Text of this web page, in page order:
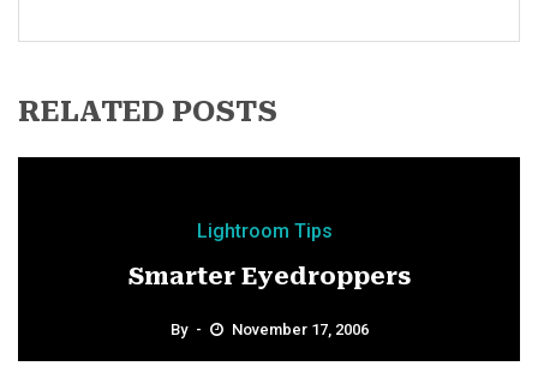
RELATED POSTS
Lightroom Tips
Smarter Eyedroppers
By November 17, 2006